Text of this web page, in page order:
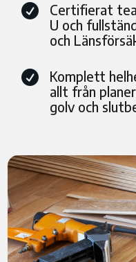

Certifierat
U och
och

Komplett
allt från
golv och